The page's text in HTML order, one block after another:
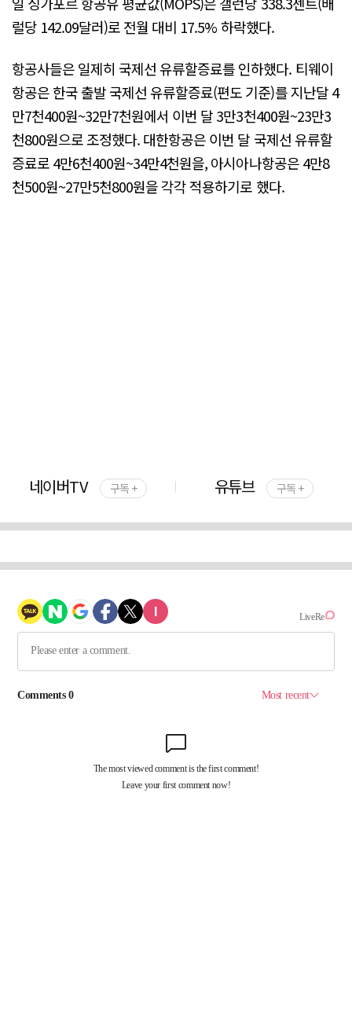
럴당 142.09달러)로 전월 대비 17.5% 하락했다.
항공사들은 일제히 국제선 유류할증료를 인하했다. 티웨이
항공은 한국 출발 국제선 유류할증료(편도 기준)를 지난달 4
만7천400원~32만7천원에서 이번 달 3만3천400원~23만3
천800원으로 조정했다. 대한항공은 이번 달 국제선 유류할
증료로 4만6천400원~34만4천원을, 아시아나항공은 4만8
천500원~27만5천800원을 각각 적용하기로 했다.
네이버TV 구독 + 유튜브 구독 +